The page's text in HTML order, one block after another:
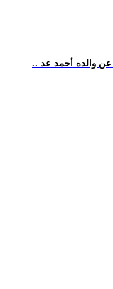
والده أحمد عد